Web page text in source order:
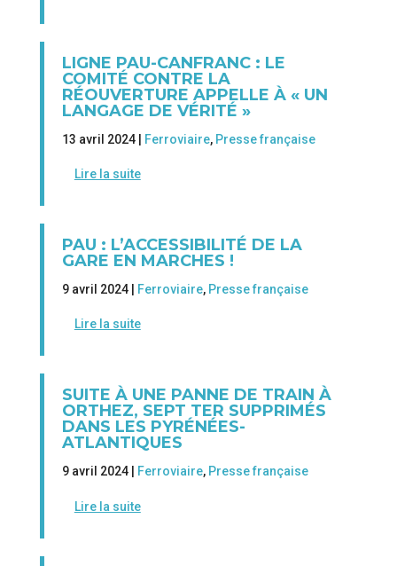
LIGNE PAU-CANFRANC : LE
COMITÉ CONTRE LA
RÉOUVERTURE APPELLE À « UN
LANGAGE DE VÉRITÉ »
13 avril 2024 | Ferroviaire, Presse française
Lire la suite
PAU : L’ACCESSIBILITÉ DE LA
GARE EN MARCHES !
9 avril 2024 | Ferroviaire, Presse française
Lire la suite
SUITE À UNE PANNE DE TRAIN À
ORTHEZ, SEPT TER SUPPRIMÉS
DANS LES PYRÉNÉES-
ATLANTIQUES
9 avril 2024 | Ferroviaire, Presse française
Lire la suite